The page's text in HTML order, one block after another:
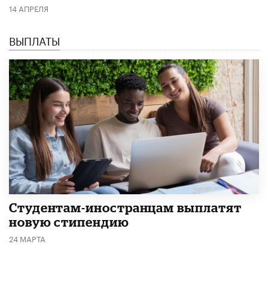
14 АПРЕЛЯ
ВЫПЛАТЫ
Студентам-иностранцам выплатят
новую стипендию
24 МАРТА